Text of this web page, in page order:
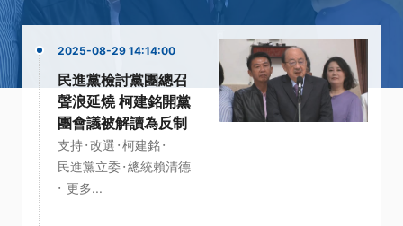
2025-08-29 14:14:00
民進黨檢討黨團總召
聲浪延燒 柯建銘開黨
團會議被解讀為反制
支持·改選 ·柯建銘·
民進黨立委·總統賴清德
· 更多...